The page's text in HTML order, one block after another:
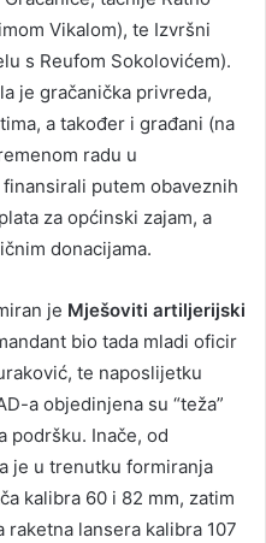
Vikalom), te Izvršni
s Reufom Sokolovićem).
je gračanička privreda,
a također i građani (na
radu u
putem obaveznih
za općinski zajam, a
donacijama.
je Mješoviti artiljerijski
bio tada mladi oficir
te naposlijetku
a objedinjena su “teža”
podršku. Inače, od
je u trenutku formiranja
kalibra 60 i 82 mm, zatim
raketna lansera kalibra 107